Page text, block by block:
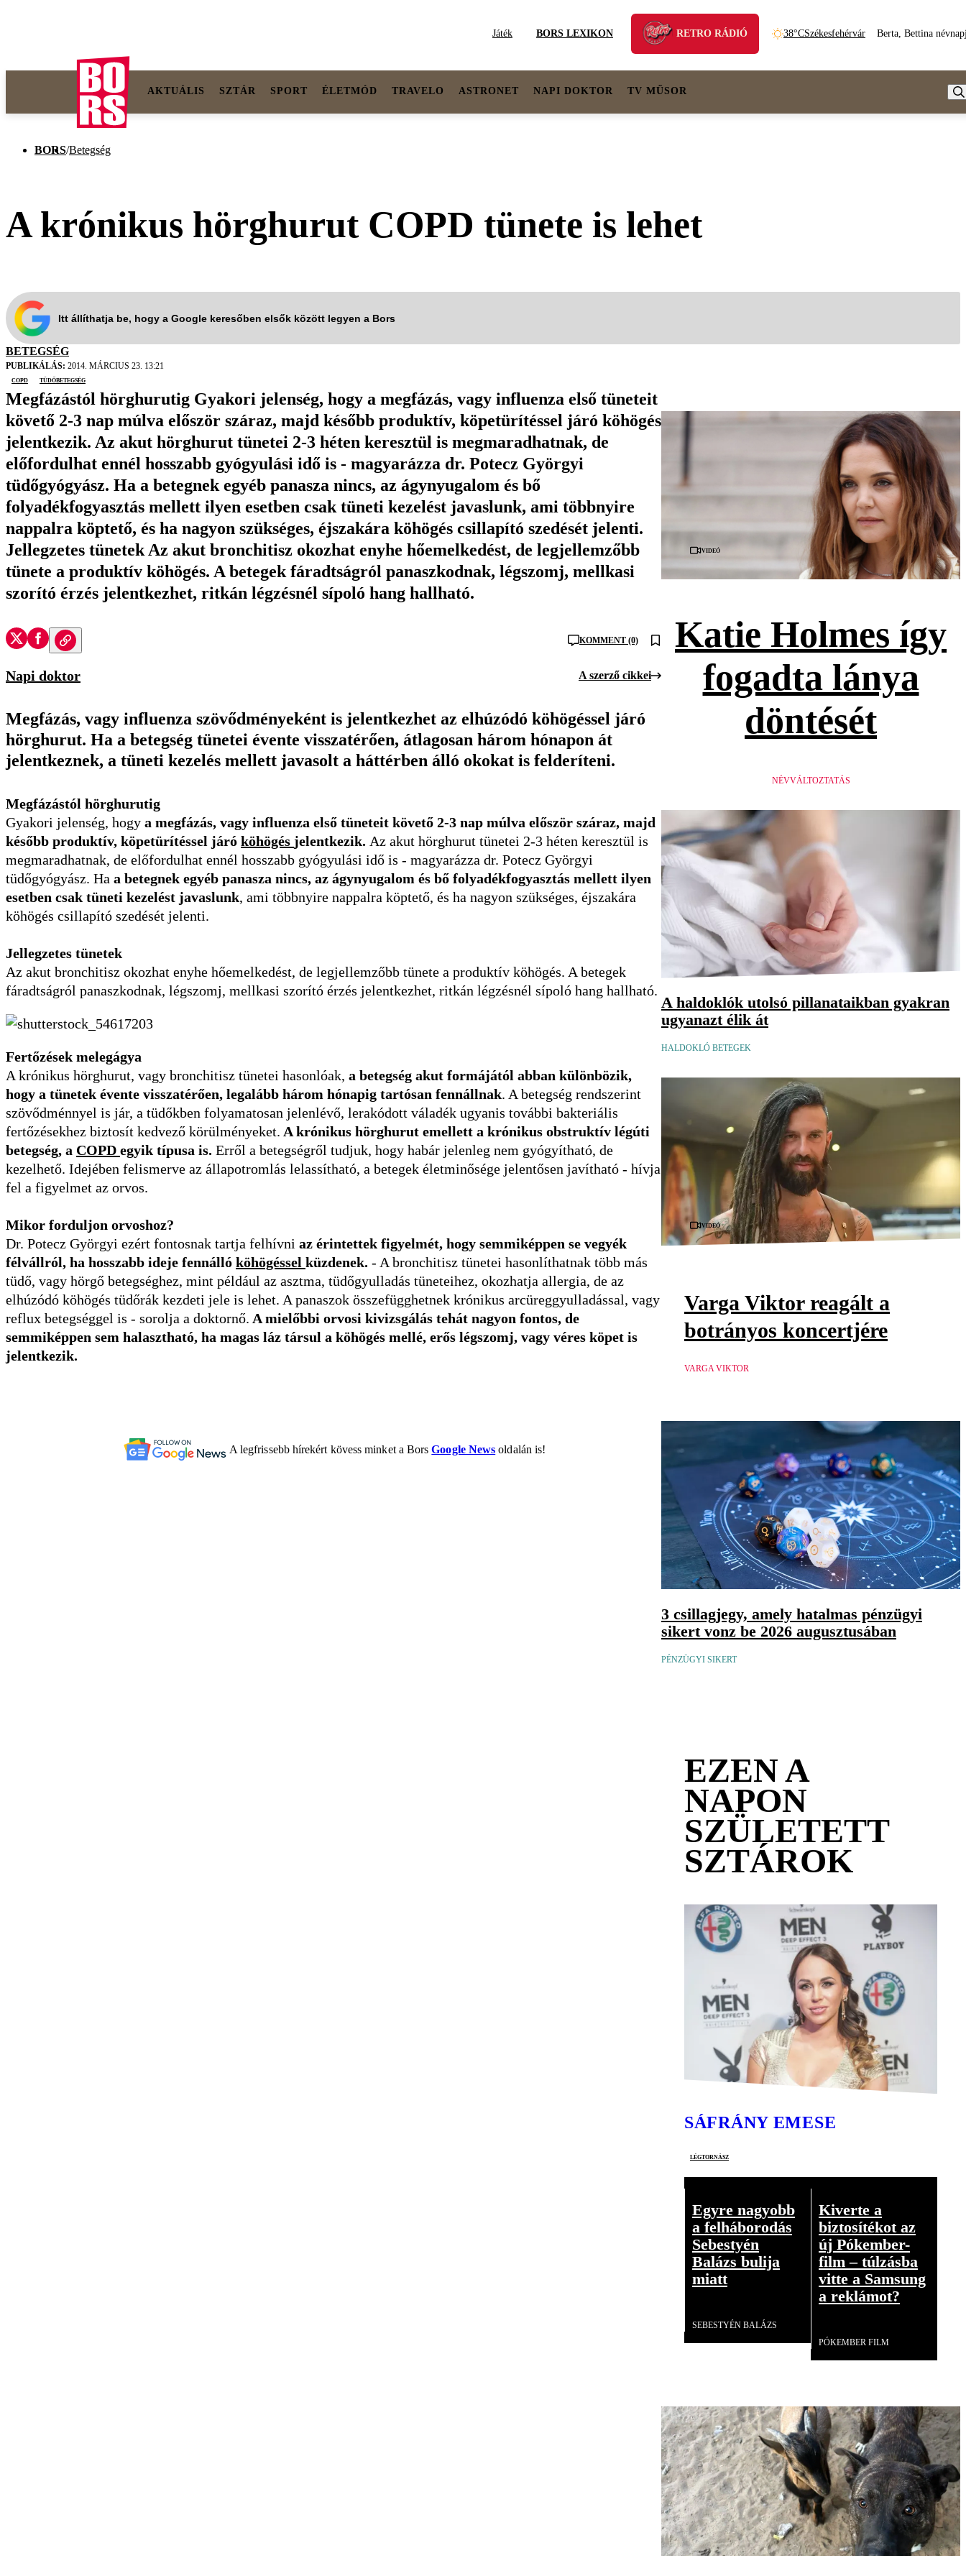
Játék BORS LEXIKON RETRO RÁDIÓ 38°CSzékesfehérvár Berta, Bettina
AKTUÁLIS SZTÁR SPORT ÉLETMÓD TRAVELO ASTRONET NAPI DOKTOR TV MŰSOR
BORS/Betegség
A krónikus hörghurut COPD tünete is lehet
Itt állíthatja be, hogy a Google keresőben elsők között legyen a Bors
BETEGSÉG
PUBLIKÁLÁS: 2014. MÁRCIUS 23. 13:21
COPD
tüdőbetegség
Megfázástól hörghurutig Gyakori jelenség, hogy a megfázás, vagy influenza első tüneteit
követő 2-3 nap múlva először száraz, majd később produktív, köpetürítéssel járó köhögés
jelentkezik. Az akut hörghurut tünetei 2-3 héten keresztül is megmaradhatnak, de
előfordulhat ennél hosszabb gyógyulási idő is - magyarázza dr. Potecz Györgyi
tüdőgyógyász. Ha a betegnek egyéb panasza nincs, az ágynyugalom és bő
folyadékfogyasztás mellett ilyen esetben csak tüneti kezelést javaslunk, ami többnyire
nappalra köptető, és ha nagyon szükséges, éjszakára köhögés csillapító szedését jelenti.
Jellegzetes tünetek Az akut bronchitisz okozhat enyhe hőemelkedést, de legjellemzőbb
tünete a produktív köhögés. A betegek fáradtságról panaszkodnak, légszomj, mellkasi
szorító érzés jelentkezhet, ritkán légzésnél sípoló hang hallható.
KOMMENT (0)
Napi doktor A szerző cikkei
Megfázás, vagy influenza szövődményeként is jelentkezhet az elhúzódó köhögéssel járó
hörghurut. Ha a betegség tünetei évente visszatérően, átlagosan három hónapon át
jelentkeznek, a tüneti kezelés mellett javasolt a háttérben álló okokat is felderíteni.
Megfázástól hörghurutig
Gyakori jelenség, hogy a megfázás, vagy influenza első tüneteit követő 2-3 nap múlva először száraz, majd
később produktív, köpetürítéssel járó köhögés jelentkezik. Az akut hörghurut tünetei 2-3 héten keresztül is
megmaradhatnak, de előfordulhat ennél hosszabb gyógyulási idő is - magyarázza dr. Potecz Györgyi
tüdőgyógyász. Ha a betegnek egyéb panasza nincs, az ágynyugalom és bő folyadékfogyasztás mellett ilyen
esetben csak tüneti kezelést javaslunk, ami többnyire nappalra köptető, és ha nagyon szükséges, éjszakára
köhögés csillapító szedését jelenti.
Jellegzetes tünetek
Az akut bronchitisz okozhat enyhe hőemelkedést, de legjellemzőbb tünete a produktív köhögés. A betegek
fáradtságról panaszkodnak, légszomj, mellkasi szorító érzés jelentkezhet, ritkán légzésnél sípoló hang hallható.
Fertőzések melegágya
A krónikus hörghurut, vagy bronchitisz tünetei hasonlóak, a betegség akut formájától abban különbözik,
hogy a tünetek évente visszatérően, legalább három hónapig tartósan fennállnak. A betegség rendszerint
szövődménnyel is jár, a tüdőkben folyamatosan jelenlévő, lerakódott váladék ugyanis további bakteriális
fertőzésekhez biztosít kedvező körülményeket. A krónikus hörghurut emellett a krónikus obstruktív légúti
betegség, a COPD egyik típusa is. Erről a betegségről tudjuk, hogy habár jelenleg nem gyógyítható, de
kezelhető. Idejében felismerve az állapotromlás lelassítható, a betegek életminősége jelentősen javítható - hívja
fel a figyelmet az orvos.
Mikor forduljon orvoshoz?
Dr. Potecz Györgyi ezért fontosnak tartja felhívni az érintettek figyelmét, hogy semmiképpen se vegyék
félvállról, ha hosszabb ideje fennálló köhögéssel küzdenek. - A bronchitisz tünetei hasonlíthatnak több más
tüdő, vagy hörgő betegséghez, mint például az asztma, tüdőgyulladás tüneteihez, okozhatja allergia, de az
elhúzódó köhögés tüdőrák kezdeti jele is lehet. A panaszok összefügghetnek krónikus arcüreggyulladással, vagy
reflux betegséggel is - sorolja a doktornő. A mielőbbi orvosi kivizsgálás tehát nagyon fontos, de
semmiképpen sem halasztható, ha magas láz társul a köhögés mellé, erős légszomj, vagy véres köpet is
jelentkezik.
A legfrissebb hírekért kövess minket a BorsGoogle News oldalán is!
Videó
Katie Holmes így
fogadta lánya
döntését
NÉVVÁLTOZTATÁS
A haldoklók utolsó pillanataikban gyakran
ugyanazt élik át
HALDOKLÓ BETEGEK
Videó
Varga Viktor reagált a
botrányos koncertjére
VARGA VIKTOR
3 csillagjegy, amely hatalmas pénzügyi
sikert vonz be 2026 augusztusában
PÉNZÜGYI SIKERT
EZEN A
NAPON
SZÜLETETT
SZTÁROK
SÁFRÁNY EMESE
légtornász
Egyre nagyobb
a felháborodás
Sebestyén
Balázs bulija
miatt
SEBESTYÉN BALÁZS
Kiverte a
biztosítékot az
új Pókember-
film – túlzásba
vitte a Samsung
a reklámot?
PÓKEMBER FILM